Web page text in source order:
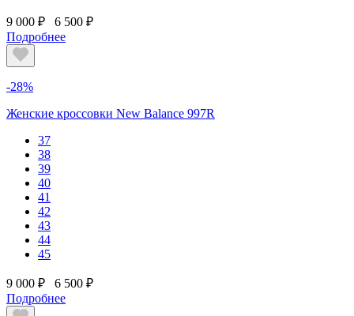
9 000 ₽
6 500 ₽
Подробнее
-28%
Женские кроссовки New Balance 997R
37
38
39
40
41
42
43
44
45
9 000 ₽
6 500 ₽
Подробнее